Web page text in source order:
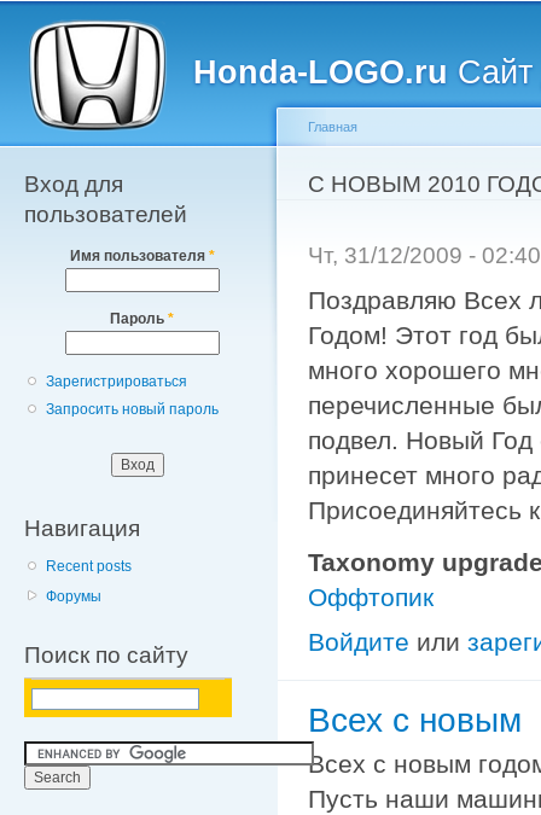
Honda-LOGO.ru Сайт
Главное меню
Вход для
пользователей
Имя пользователя *
Пароль *
Зарегистрироваться
Запросить новый пароль
Навигация
Recent posts
Форумы
Поиск по сайту
Вы здесь
Главная
C НОВЫМ 2010
Чт, 31/12/2009 -
Поздравляю Всех
Годом! Этот год
много хорошего
перечисленные
подвел. Новый
принесет много
Присоединяйтесь
Taxonomy
Оффтопик
Войдите или
Всех с новым
Всех с новым
Пусть наши